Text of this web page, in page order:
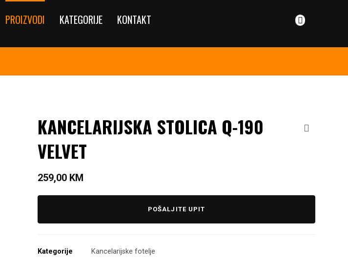
PROIZVODI KATEGORIJE KONTAKT
KANCELARIJSKA STOLICA Q-190
VELVET
259,00 KM
POŠALJITE UPIT
Kategorije Kancelarijske fotelje